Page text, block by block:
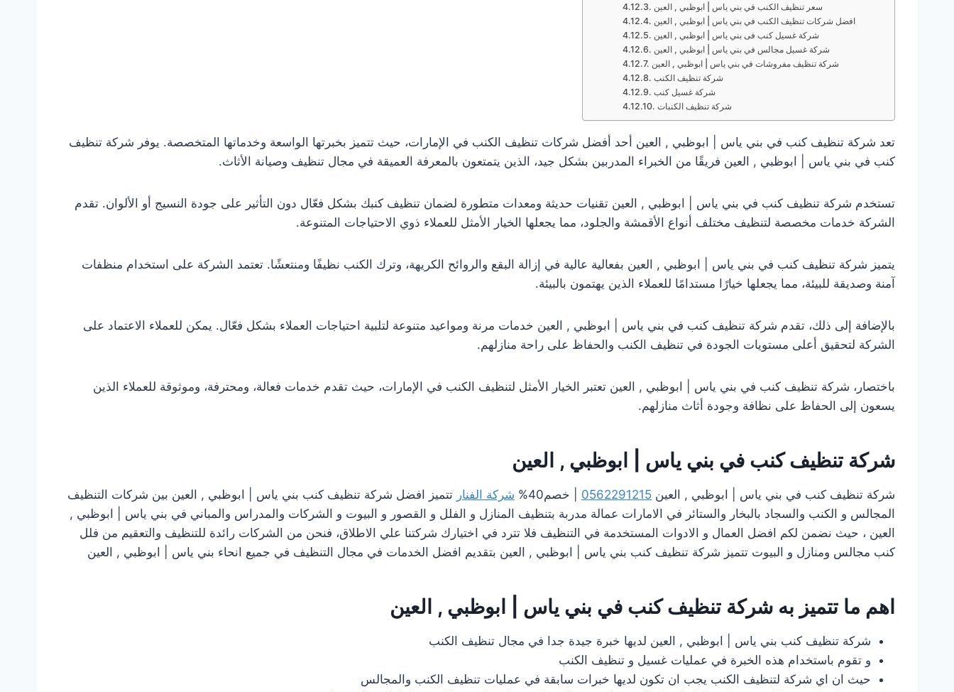
سعر تنظيف الكنب في بني ياس | ابوظبي , العين
افضل شركات تنظيف الكنب في بني ياس | ابوظبي , العين
شركة غسيل كنب فى بني ياس | ابوظبي , العين
شركة غسيل مجالس في بني ياس | ابوظبي , العين
شركة تنظيف مفروشات في بني ياس | ابوظبي , العين
شركة تنظيف الكنب
تعد شركة تنظيف كنب في بني ياس | ابوظبي , العين أحد أفضل شركات تنظيف الكنب في الإمارات، حيث تتميز بخبرتها الواسعة وخدماتها المتخصصة. يوفر شركة تنظيف
كنب في بني ياس | ابوظبي , العين فريقًا من الخبراء المدربين بشكل جيد، الذين يتمتعون بالمعرفة العميقة في مجال تنظيف وصيانة الأثاث.
تستخدم شركة تنظيف كنب في بني ياس | ابوظبي , العين تقنيات حديثة ومعدات متطورة لضمان تنظيف كنبك بشكل فعّال دون التأثير على جودة النسيج أو الألوان. تقدم
الشركة خدمات مخصصة لتنظيف مختلف أنواع الأقمشة والجلود، مما يجعلها الخيار الأمثل للعملاء ذوي الاحتياجات المتنوعة.
يتميز شركة تنظيف كنب في بني ياس | ابوظبي , العين بفعالية عالية في إزالة البقع والروائح الكريهة، وترك الكنب نظيفًا ومنتعشًا. تعتمد الشركة على استخدام منظفات
آمنة وصديقة للبيئة، مما يجعلها خيارًا مستدامًا للعملاء الذين يهتمون بالبيئة.
بالإضافة إلى ذلك، تقدم شركة تنظيف كنب في بني ياس | ابوظبي , العين خدمات مرنة ومواعيد متنوعة لتلبية احتياجات العملاء بشكل فعّال. يمكن للعملاء الاعتماد على
الشركة لتحقيق أعلى مستويات الجودة في تنظيف الكنب والحفاظ على راحة منازلهم.
باختصار، شركة تنظيف كنب في بني ياس | ابوظبي , العين تعتبر الخيار الأمثل لتنظيف الكنب في الإمارات، حيث تقدم خدمات فعالة، ومحترفة، وموثوقة للعملاء الذين
يسعون إلى الحفاظ على نظافة وجودة أثاث منازلهم.
شركة تنظيف كنب في بني ياس | ابوظبي , العين
شركة تنظيف كنب في بني ياس | ابوظبي , العين 0562291215 | خصم40% شركة الفنار تتميز افضل شركة تنظيف كنب بني ياس | ابوظبي , العين بين شركات التنظيف
المجالس و الكنب والسجاد بالبخار والستائر في الامارات عمالة مدربة بتنظيف المنازل و الفلل و القصور و البيوت و الشركات والمدراس والمباني في بني ياس | ابوظبي ,
العين ، حيث نضمن لكم افضل العمال و الادوات المستخدمة في التنظيف فلا تترد في اختيارك شركتنا علي الاطلاق، فنحن من الشركات رائدة للتنظيف والتعقيم من فلل
كنب مجالس ومنازل و البيوت تتميز شركة تنظيف كنب بني ياس | ابوظبي , العين بتقديم افضل الخدمات في مجال التنظيف في جميع انحاء بني ياس | ابوظبي , العين
اهم ما تتميز به شركة تنظيف كنب في بني ياس | ابوظبي , العين
شركة تنظيف كنب بني ياس | ابوظبي , العين لديها خبرة جيدة جدا في مجال تنظيف الكنب
و تقوم باستخدام هذه الخبرة في عمليات غسيل و تنظيف الكنب
حيث ان اي شركة لتنظيف الكنب يجب ان تكون لديها خبرات سابقة في عمليات تنظيف الكنب والمجالس